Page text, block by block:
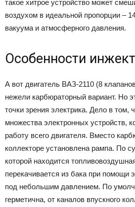
такое хитрое устройство может
воздухом в идеальной пропорции –
вакуума и атмосферного давления.
Особенности
А вот двигатель ВАЗ-2110 (8
нежели карбюраторный вариант. Но
точки зрения электрика. Дело в том,
множества электронных устройств,
работу всего двигателя. Вместо
коллекторе установлена рампа. По
которой находится
перекачивается из бака при помощи
под небольшим давлением. По
герметична, от каналов впускного